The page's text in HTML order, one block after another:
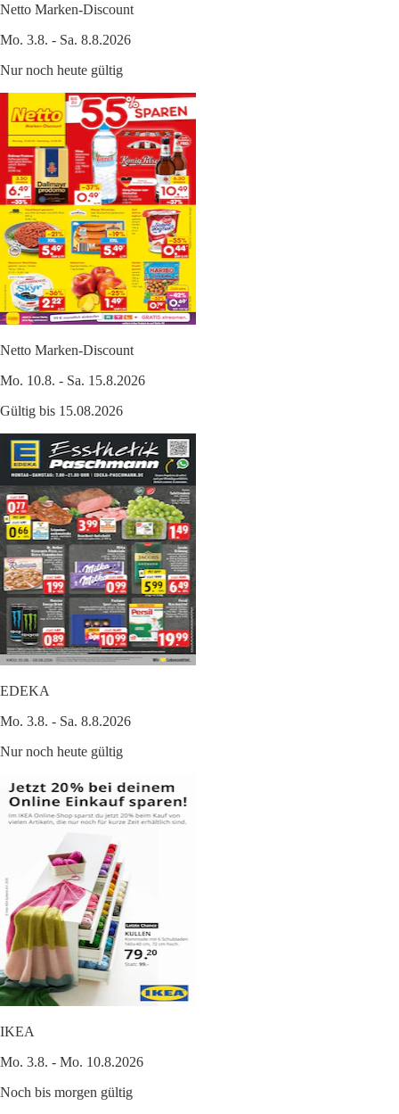
Netto Marken-Discount
Mo. 3.8. - Sa. 8.8.2026
Nur noch heute gültig
Netto Marken-Discount
Mo. 10.8. - Sa. 15.8.2026
Gültig bis 15.08.2026
EDEKA
Mo. 3.8. - Sa. 8.8.2026
Nur noch heute gültig
IKEA
Mo. 3.8. - Mo. 10.8.2026
Noch bis morgen gültig